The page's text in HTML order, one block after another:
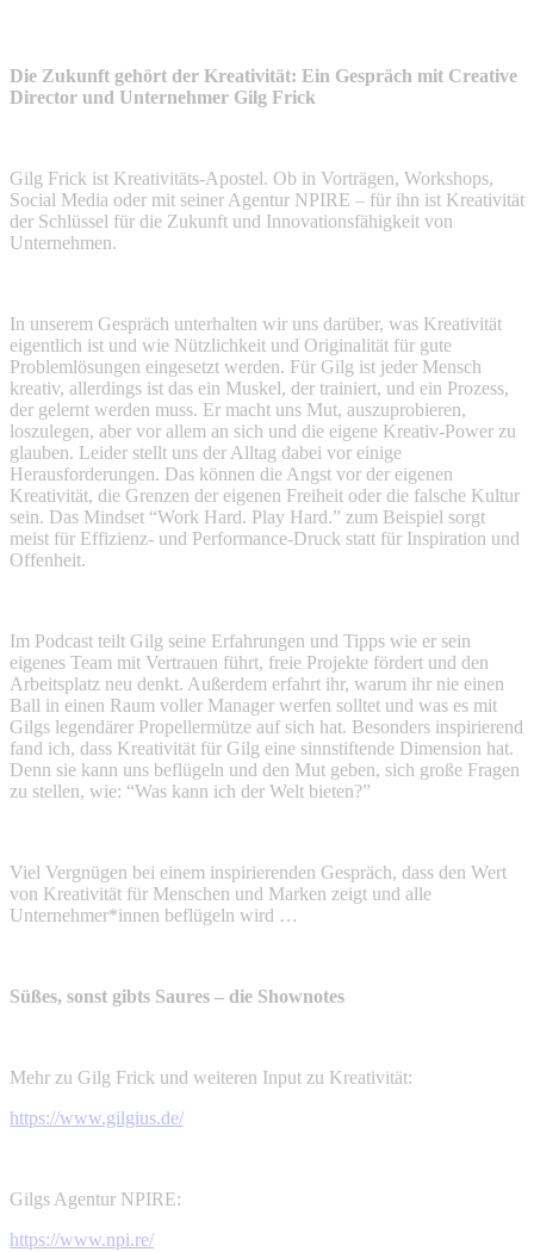
Die Zukunft gehört der Kreativität: Ein Gespräch mit Creative
Director und Unternehmer Gilg Frick
Gilg Frick ist Kreativitäts-Apostel. Ob in Vorträgen, Workshops,
Social Media oder mit seiner Agentur NPIRE – für ihn ist Kreativität
der Schlüssel für die Zukunft und Innovationsfähigkeit von
Unternehmen.
In unserem Gespräch unterhalten wir uns darüber, was Kreativität
eigentlich ist und wie Nützlichkeit und Originalität für gute
Problemlösungen eingesetzt werden. Für Gilg ist jeder Mensch
kreativ, allerdings ist das ein Muskel, der trainiert, und ein Prozess,
der gelernt werden muss. Er macht uns Mut, auszuprobieren,
loszulegen, aber vor allem an sich und die eigene Kreativ-Power zu
glauben. Leider stellt uns der Alltag dabei vor einige
Herausforderungen. Das können die Angst vor der eigenen
Kreativität, die Grenzen der eigenen Freiheit oder die falsche Kultur
sein. Das Mindset “Work Hard. Play Hard.” zum Beispiel sorgt
meist für Effizienz- und Performance-Druck statt für Inspiration und
Offenheit.
Im Podcast teilt Gilg seine Erfahrungen und Tipps wie er sein
eigenes Team mit Vertrauen führt, freie Projekte fördert und den
Arbeitsplatz neu denkt. Außerdem erfahrt ihr, warum ihr nie einen
Ball in einen Raum voller Manager werfen solltet und was es mit
Gilgs legendärer Propellermütze auf sich hat. Besonders inspirierend
fand ich, dass Kreativität für Gilg eine sinnstiftende Dimension hat.
Denn sie kann uns beflügeln und den Mut geben, sich große Fragen
zu stellen, wie: “Was kann ich der Welt bieten?”
Viel Vergnügen bei einem inspirierenden Gespräch, dass den Wert
von Kreativität für Menschen und Marken zeigt und alle
Unternehmer*innen beflügeln wird …
Süßes, sonst gibts Saures – die Shownotes
Mehr zu Gilg Frick und weiteren Input zu Kreativität:
https://www.gilgius.de/
Gilgs Agentur NPIRE:
https://www.npi.re/